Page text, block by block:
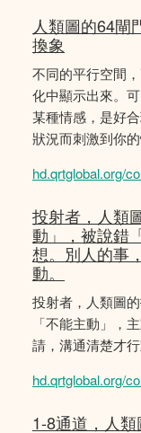
人類圖的64閘
換象
不同的平行空間
化中顯示出來。
某種情感，是好
狀況而刺激到你
hd.qrtglobal.org/
投射者，人類
動」，被說錯
想。別人的事
動。
投射者，人類圖
「不能主動」，
請，溝通清楚才行
hd.qrtglobal.org/
1-8通道，人